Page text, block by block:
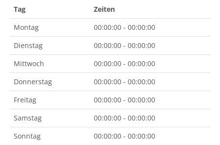
Tag
Zeiten
Montag
00:00:00 - 00:00:00
Dienstag
00:00:00 - 00:00:00
Mittwoch
00:00:00 - 00:00:00
Donnerstag
00:00:00 - 00:00:00
Freitag
00:00:00 - 00:00:00
Samstag
00:00:00 - 00:00:00
Sonntag
00:00:00 - 00:00:00